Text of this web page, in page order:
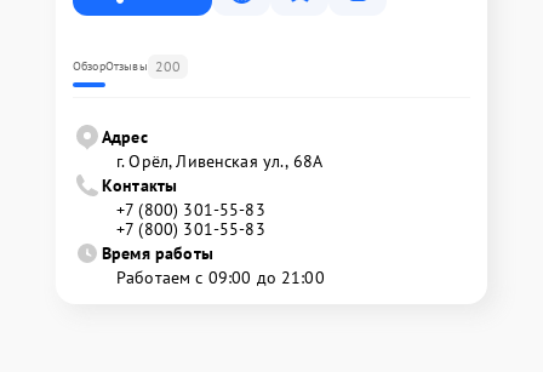
ОбзорОтзывы 200
Адрес
г. Орёл, Ливенская ул., 68А
Контакты
+7 (800) 301-55-83
+7 (800) 301-55-83
Время работы
Работаем с 09:00 до 21:00